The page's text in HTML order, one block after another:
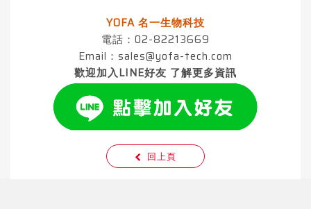
YOFA 名一生物科技
電話：02-82213669
Email： sales@yofa-tech.com
歡迎加入LINE好友 了解更多資訊
回上頁